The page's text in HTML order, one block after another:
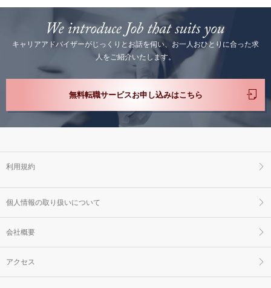
キャリアアドバイザーがじっくりとお話を伺い、お一人おひとりに合った求
人をご紹介いたします。
無料転職サービスお申し込みはこちら
利用規約
個人情報の取り扱いについて
会社概要
アクセス